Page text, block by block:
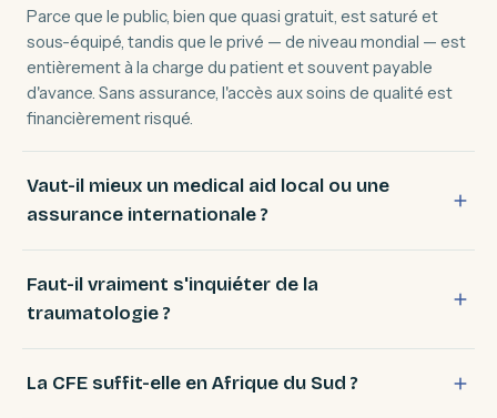
Parce que le public, bien que quasi gratuit, est saturé et
sous-équipé, tandis que le privé — de niveau mondial — est
entièrement à la charge du patient et souvent payable
d'avance. Sans assurance, l'accès aux soins de qualité est
financièrement risqué.
Vaut-il mieux un medical aid local ou une
assurance internationale ?
Faut-il vraiment s'inquiéter de la
traumatologie ?
La CFE suffit-elle en Afrique du Sud ?